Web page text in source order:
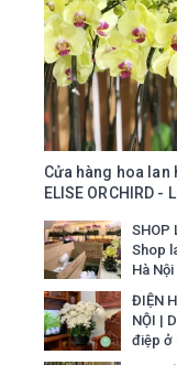
Cửa hàng hoa lan
ELISE ORCHIRD
SHOP
Shop
Hà Nội
ĐIỆN
NỘI |
điệp ở